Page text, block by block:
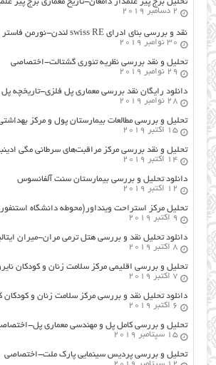
2 دسامبر 2019
نقد و بررسی بنای ادرای swiss RE لندن-نورمن فاستر
30 نوامبر 2019
تحلیل و نقد بررسی نظریه تئوری گشتالت-اختصاصی
29 نوامبر 2019
دانلود رایگان نقد بررسی معماری پل فلزی-تاریخچه
28 نوامبر 2019
تحلیل و بررسی مطالعات بیمارستان پول و مرکز
15 اکتبر 2019
تحلیل و نقد بررسی مرکز مراقبت‌های سرطانی مگی
14 اکتبر 2019
دانلود تحلیل و بررسی بیمارستان سنت آلفانسوس
12 اکتبر 2019
تحلیل مرکز استراحت وینداور(محوطه دانشگاه
9 اکتبر 2019
دانلود تحلیل نقد و بررسی هتل ترمی مران-میران
8 اکتبر 2019
تحلیل و بررسی اقلیمی مرکز سلامت زنان و کودکان
7 اکتبر 2019
دانلود تحلیل نقد و بررسی مرکز سلامت زنان و کودکان
6 اکتبر 2019
تحلیل و بررسی کامل پل و مهندسی معماری پل-
15 سپتامبر 2019
تحلیل و بررسی پردیس سینمایی پارک ملت-اختصاصی